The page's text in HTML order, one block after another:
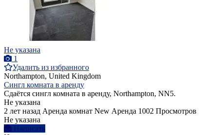
Не указана
1
Удалить из избранного
Northampton, United Kingdom
Сингл комната в аренду
Сдаётся сингл комната в аренду, Northampton, NN5.
Не указана
2 лет назад Аренда комнат New Аренда 1002 Просмотров
Не указана
Написать